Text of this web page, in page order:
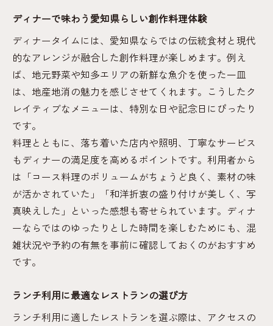
ディナーで味わう愛知県らしい創作料理体験
ディナータイムには、愛知県ならではの伝統食材と現代
的なアレンジが融合した創作料理が楽しめます。例え
ば、地元野菜や知多エリアの新鮮な魚介を使った一皿
は、地産地消の魅力を感じさせてくれます。こうしたク
レイティブなメニューは、特別な日や記念日にぴったり
です。
料理とともに、落ち着いた店内や照明、丁寧なサービス
もディナーの満足度を高めるポイントです。利用者から
は「コース料理のボリュームがちょうど良く、素材の味
が活かされていた」「和洋折衷の盛り付けが美しく、写
真映えした」といった感想も寄せられています。ディナ
ーならではのゆったりとした時間を楽しむためにも、混
雑状況や予約の有無を事前に確認しておくのがおすすめ
です。
ランチ利用に最適なレストランの選び方
ランチ利用に適したレストランを選ぶ際は、アクセスの